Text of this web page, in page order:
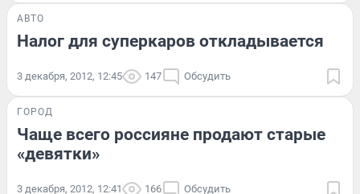
АВТО
Налог для суперкаров откладывается
3 декабря, 2012, 12:45 147 Обсудить
ГОРОД
Чаще всего россияне продают старые
«девятки»
3 декабря, 2012, 12:41 166 Обсудить